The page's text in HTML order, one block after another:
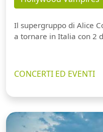
Il supergruppo di Alice
a tornare in Italia con 2
CONCERTI ED EVENTI